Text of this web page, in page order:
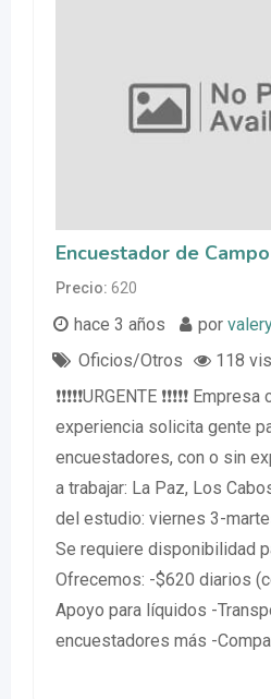
Encuestador de Campo
Precio 620
hace 3 años por
Oficios/Otros
118
❗❗❗❗❗URGENTE ❗❗❗❗❗
experiencia solicita gente
encuestadores, con o sin
a trabajar: La Paz, Los
del estudio: viernes 3-
Se requiere disponibilidad
Ofrecemos: -$620 diarios
Apoyo para líquidos -
encuestadores más -